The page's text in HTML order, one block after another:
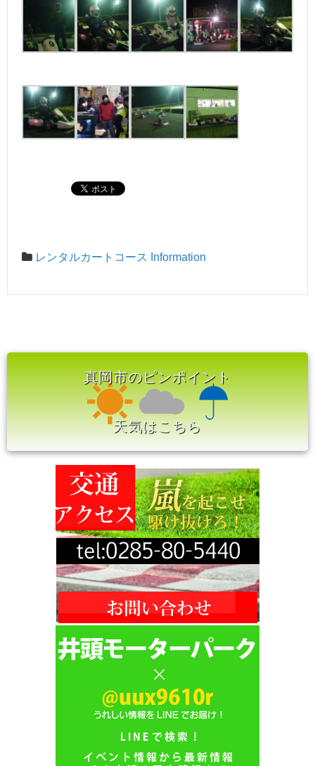
レンタルカートコース Information
真岡市のピンポイント
天気はこちら